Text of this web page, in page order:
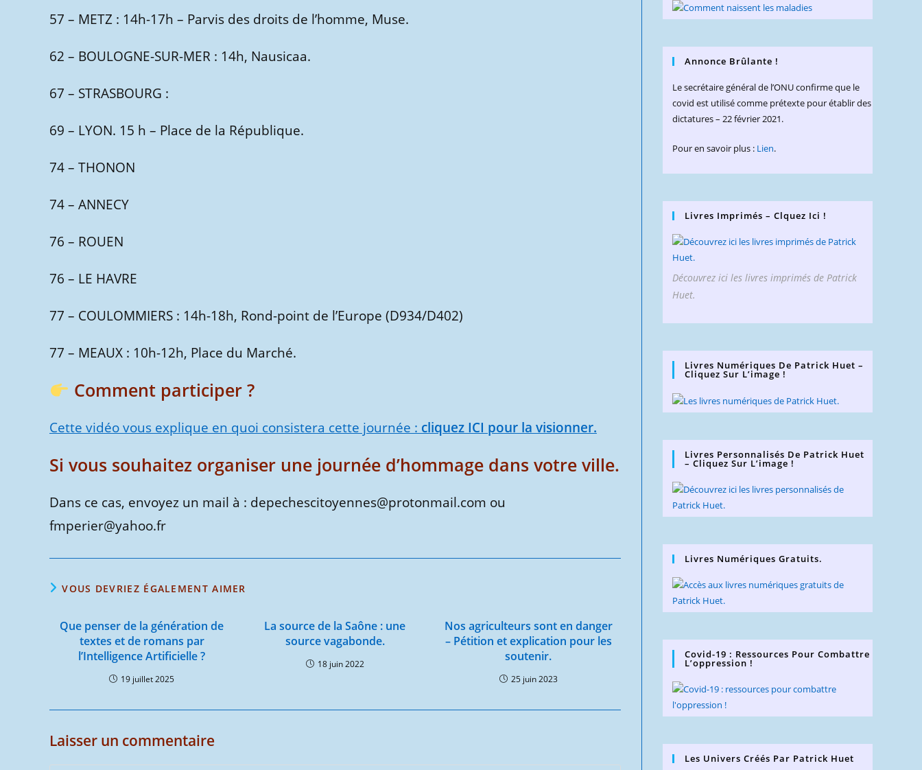
57 – METZ : 14h-17h – Parvis des droits de l’homme, Muse.
62 – BOULOGNE-SUR-MER : 14h, Nausicaa.
67 – STRASBOURG :
69 – LYON. 15 h – Place de la République.
74 – THONON
74 – ANNECY
76 – ROUEN
76 – LE HAVRE
77 – COULOMMIERS : 14h-18h, Rond-point de l’Europe (D934/D402)
77 – MEAUX : 10h-12h, Place du Marché.
Comment participer ?
Cette vidéo vous explique en quoi consistera cette journée : cliquez ICI pour la visionner.
Si vous souhaitez organiser une journée d’hommage dans votre ville.
Dans ce cas, envoyez un mail à : depechescitoyennes@protonmail.com ou
fmperier@yahoo.fr
VOUS DEVRIEZ ÉGALEMENT AIMER
Que penser de la génération de
textes et de romans par
l’Intelligence Artificielle ?
19 juillet 2025
La source de la Saône : une
source vagabonde.
18 juin 2022
Nos agriculteurs sont en danger
– Pétition et explication pour les
soutenir.
25 juin 2023
Laisser un commentaire
Annonce Brûlante !
Le secrétaire général de l’ONU confirme que le
covid est utilisé comme prétexte pour établir des
dictatures – 22 février 2021.
Pour en savoir plus : Lien.
Livres Imprimés – Clquez Ici !
Découvrez ici les livres imprimés de Patrick
Huet.
Livres Numériques De Patrick Huet –
Cliquez Sur L’image !
Livres Personnalisés De Patrick Huet
– Cliquez Sur L’image !
Livres Numériques Gratuits.
Covid-19 : Ressources Pour Combattre
L’oppression !
Les Univers Créés Par Patrick Huet